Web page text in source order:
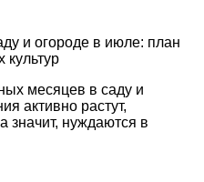
и огороде в июле: план
культур
месяцев в саду и
активно растут,
нуждаются в